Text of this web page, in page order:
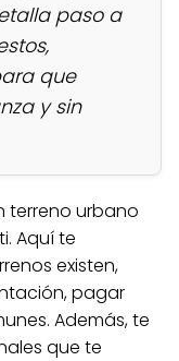
paso a
que
y sin
terreno urbano
Aquí te
existen,
pagar
Además, te
que te